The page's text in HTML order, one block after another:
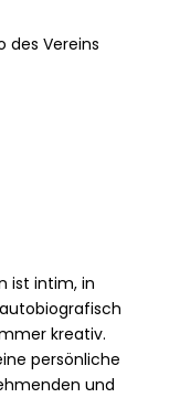
des Vereins
ist intim, in
kreativ.
persönliche
und